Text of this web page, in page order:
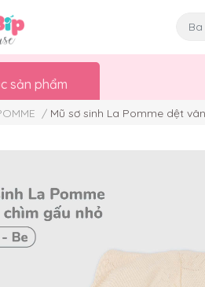
sản phẩm
/ Mũ sơ sinh La Pomme dệt